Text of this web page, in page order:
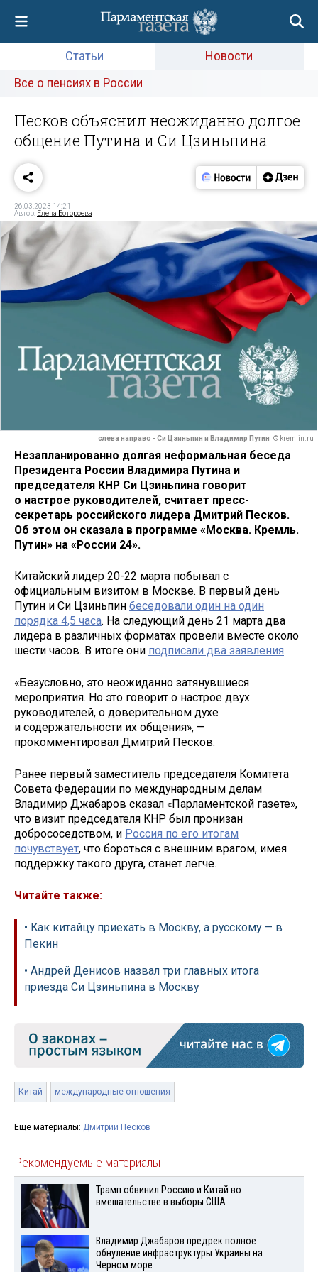
Статьи
Новости
Все о пенсиях в России
Песков объяснил неожиданно долгое
общение Путина и Си Цзиньпина
26.03.2023 14:21
Автор: Елена Ботороева
слева направо - Си Цзиньпин и Владимир Путин © kremlin.ru
Незапланированно долгая неформальная беседа
Президента России Владимира Путина и
председателя КНР Си Цзиньпина говорит
о настрое руководителей, считает пресс-
секретарь российского лидера Дмитрий Песков.
Об этом он сказала в программе «Москва. Кремль.
Путин» на «России 24».
Китайский лидер 20-22 марта побывал с
официальным визитом в Москве. В первый день
Путин и Си Цзиньпин беседовали один на один
порядка 4,5 часа. На следующий день 21 марта два
лидера в различных форматах провели вместе около
шести часов. В итоге они подписали два заявления.
«Безусловно, это неожиданно затянувшиеся
мероприятия. Но это говорит о настрое двух
руководителей, о доверительном духе
и содержательности их общения», —
прокомментировал Дмитрий Песков.
Ранее первый заместитель председателя Комитета
Совета Федерации по международным делам
Владимир Джабаров сказал «Парламентской газете»,
что визит председателя КНР был пронизан
добрососедством, и Россия по его итогам
почувствует, что бороться с внешним врагом, имея
поддержку такого друга, станет легче.
Читайте также:
• Как китайцу приехать в Москву, а русскому — в
Пекин
• Андрей Денисов назвал три главных итога
приезда Си Цзиньпина в Москву
Китай международные отношения
Ещё материалы: Дмитрий Песков
Рекомендуемые материалы
Трамп обвинил Россию и Китай во
вмешательстве в выборы США
Владимир Джабаров предрек полное
обнуление инфраструктуры Украины на
Черном море